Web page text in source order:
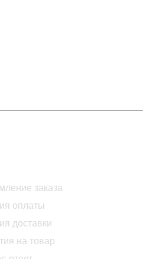
заказа
оплаты
доставки
на товар